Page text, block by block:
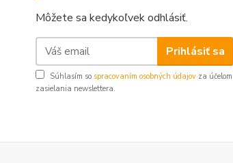
Môžete sa kedykoľvek odhlásiť.
Prihlásiť sa
Súhlasím so spracovaním osobných údajov za účelom
zasielania newslettera.